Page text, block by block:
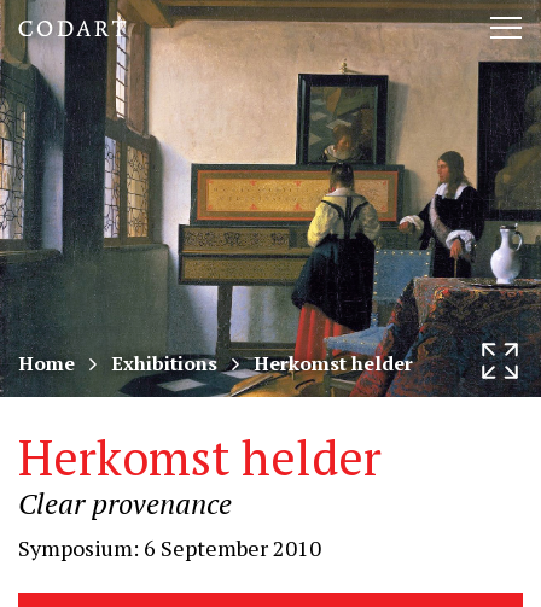
CODART,
Dutch
and
Flemish
art
in
museums
worldwide
Home Exhibitions Herkomst helder
Herkomst helder
Clear provenance
Symposium: 6 September 2010